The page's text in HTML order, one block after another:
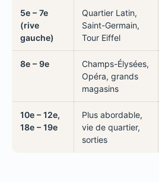
5e – 7e
(rive
gauche)
Quartier Latin,
Saint-Germain,
Tour Eiffel
8e – 9e
Champs-Élysées,
Opéra, grands
magasins
10e – 12e,
18e – 19e
Plus abordable,
vie de quartier,
sorties